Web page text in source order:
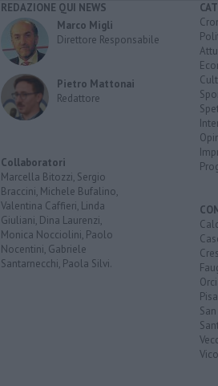
REDAZIONE QUI NEWS
Marco Migli
Direttore Responsabile
Pietro Mattonai
Redattore
Collaboratori
Marcella Bitozzi, Sergio
Braccini, Michele Bufalino,
Valentina Caffieri, Linda
Giuliani, Dina Laurenzi,
Monica Nocciolini, Paolo
Nocentini, Gabriele
Santarnecchi, Paola Silvi.
Pisa